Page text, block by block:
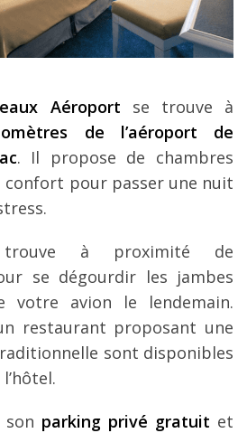
Aéroport se trouve à
de l’aéroport de
. Il propose de chambres
confort pour passer une nuit
à proximité de
se dégourdir les jambes
votre avion le lendemain.
restaurant proposant une
sont disponibles
parking privé gratuit et